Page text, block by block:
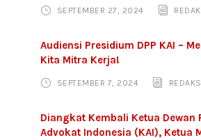
SEPTEMBER 27, 2024
Audiensi Presidium DPP KAI –
Kita Mitra Kerja!
SEPTEMBER 7, 2024
Diangkat Kembali Ketua Dewan
Advokat Indonesia (KAI), Ketua